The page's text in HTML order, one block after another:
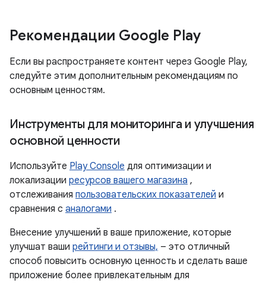
Рекомендации Google Play
Если вы распространяете контент через Google Play,
следуйте этим дополнительным рекомендациям по
основным ценностям.
Инструменты для мониторинга и улучшения
основной ценности
Используйте Play Console для оптимизации и
локализации ресурсов вашего магазина ,
отслеживания пользовательских показателей и
сравнения с аналогами .
Внесение улучшений в ваше приложение, которые
улучшат ваши рейтинги и отзывы, – это отличный
способ повысить основную ценность и сделать ваше
приложение более привлекательным для